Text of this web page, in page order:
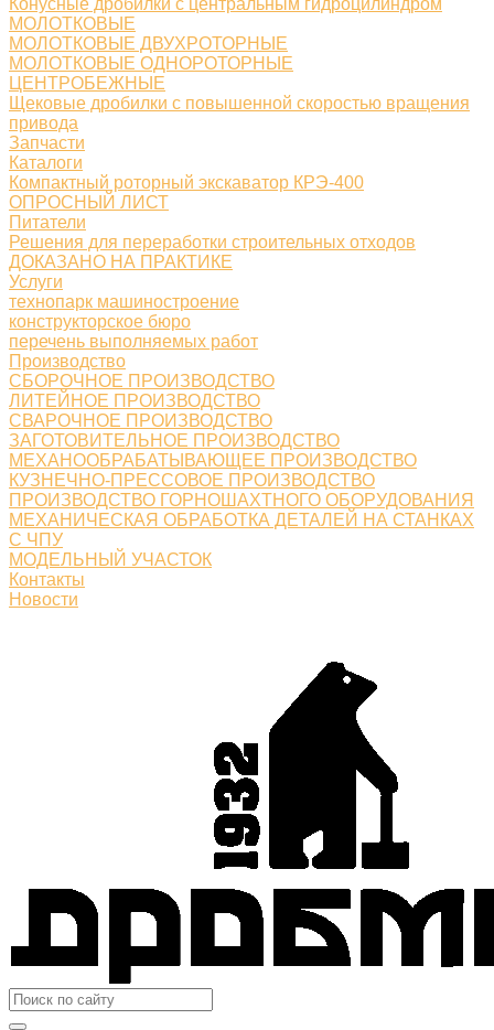
Конусные дробилки с центральным гидроцилиндром
МОЛОТКОВЫЕ
МОЛОТКОВЫЕ ДВУХРОТОРНЫЕ
МОЛОТКОВЫЕ ОДНОРОТОРНЫЕ
ЦЕНТРОБЕЖНЫЕ
Щековые дробилки с повышенной скоростью вращения
привода
Запчасти
Каталоги
Компактный роторный экскаватор КРЭ-400
ОПРОСНЫЙ ЛИСТ
Питатели
Решения для переработки строительных отходов
ДОКАЗАНО НА ПРАКТИКЕ
Услуги
технопарк машиностроение
конструкторское бюро
перечень выполняемых работ
Производство
СБОРОЧНОЕ ПРОИЗВОДСТВО
ЛИТЕЙНОЕ ПРОИЗВОДСТВО
СВАРОЧНОЕ ПРОИЗВОДСТВО
ЗАГОТОВИТЕЛЬНОЕ ПРОИЗВОДСТВО
МЕХАНООБРАБАТЫВАЮЩЕЕ ПРОИЗВОДСТВО
КУЗНЕЧНО-ПРЕССОВОЕ ПРОИЗВОДСТВО
ПРОИЗВОДСТВО ГОРНОШАХТНОГО ОБОРУДОВАНИЯ
МЕХАНИЧЕСКАЯ ОБРАБОТКА ДЕТАЛЕЙ НА СТАНКАХ
С ЧПУ
МОДЕЛЬНЫЙ УЧАСТОК
Контакты
Новости